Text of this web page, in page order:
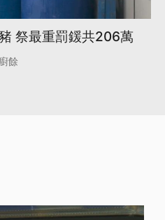
祭最重罰鍰共206萬
廚餘